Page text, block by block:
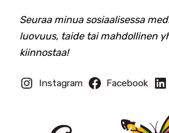
Seuraa minua sosiaalisessa
luovuus, taide tai mahdollinen
kiinnostaa!
Instagram Facebook